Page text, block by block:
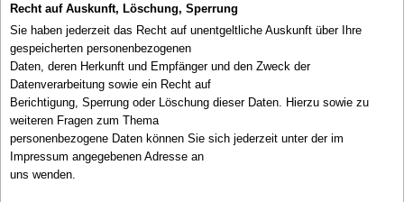
Recht auf Auskunft, Löschung, Sperrung
Sie haben jederzeit das Recht auf unentgeltliche Auskunft über Ihre
gespeicherten personenbezogenen
Daten, deren Herkunft und Empfänger und den Zweck der
Datenverarbeitung sowie ein Recht auf
Berichtigung, Sperrung oder Löschung dieser Daten. Hierzu sowie zu
weiteren Fragen zum Thema
personenbezogene Daten können Sie sich jederzeit unter der im
Impressum angegebenen Adresse an
uns wenden.